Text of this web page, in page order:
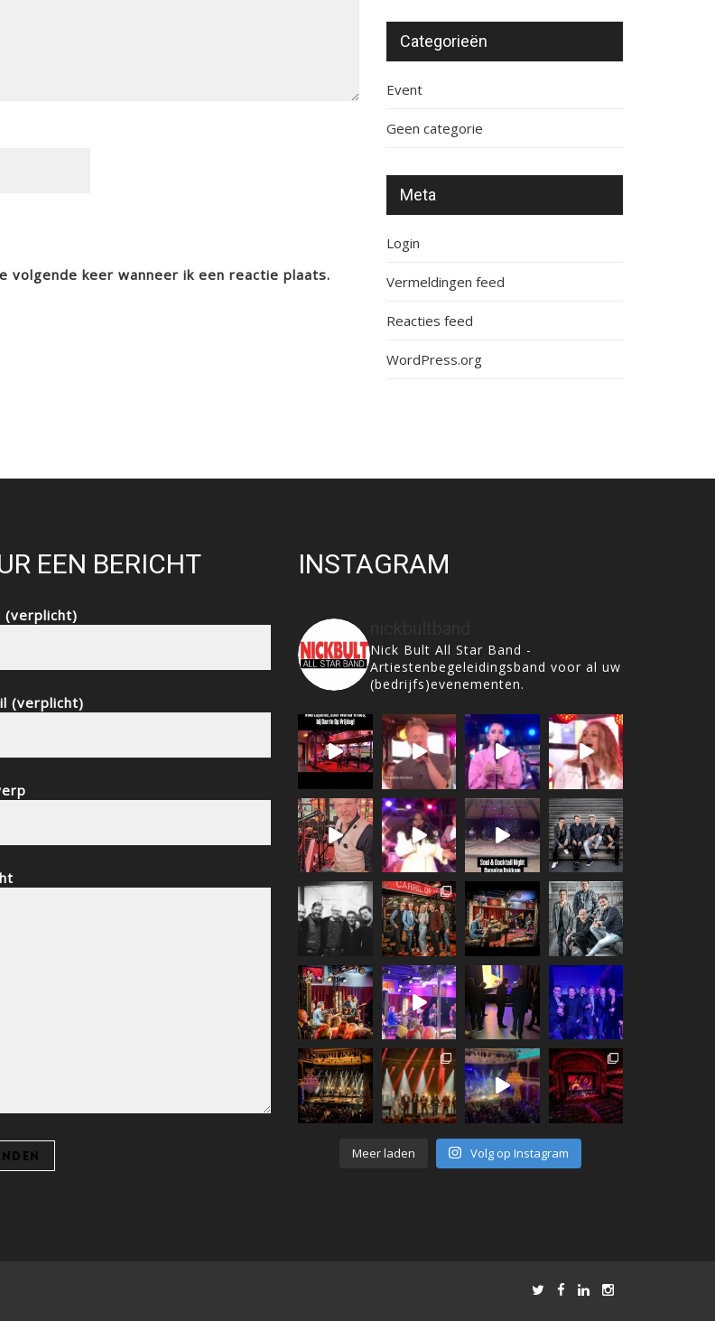
volgende keer wanneer ik een reactie plaats.
Categorieën
Event
Geen categorie
Meta
Login
Vermeldingen feed
Reacties feed
WordPress.org
EEN BERICHT
(verplicht)
(verplicht)
INSTAGRAM
Nick Bult All Star Band -
Artiestenbegeleidingsband voor al uw
(bedrijfs)evenementen.
Meer laden Volg op Instagram